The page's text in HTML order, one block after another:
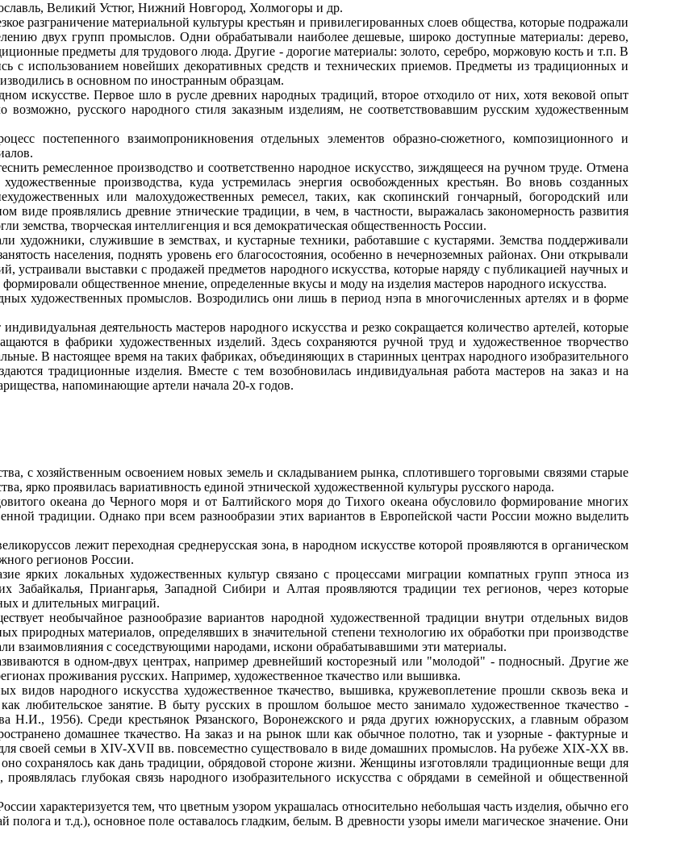
Великий Устюг, Нижний Новгород, Холмогоры и др.
разграничение материальной культуры крестьян и привилегированных слоев общества, которые подражали
двух групп промыслов. Одни обрабатывали наиболее дешевые, широко доступные материалы: дерево,
предметы для трудового люда. Другие - дорогие материалы: золото, серебро, моржовую кость и т.п. В
с использованием новейших декоративных средств и технических приемов. Предметы из традиционных и
в основном по иностранным образцам.
искусстве. Первое шло в русле древних народных традиций, второе отходило от них, хотя вековой опыт
русского народного стиля заказным изделиям, не соответствовавшим русским художественным
взаимопроникновения отдельных элементов образно-сюжетного, композиционного и
ремесленное производство и соответственно народное искусство, зиждящееся на ручном труде. Отмена
производства, куда устремилась энергия освобожденных крестьян. Во вновь созданных
или малохудожественных ремесел, таких, как скопинский гончарный, богородский или
виде проявлялись древние этнические традиции, в чем, в частности, выражалась закономерность развития
земства, творческая интеллигенция и вся демократическая общественность России.
служившие в земствах, и кустарные техники, работавшие с кустарями. Земства поддерживали
населения, поднять уровень его благосостояния, особенно в нечерноземных районах. Они открывали
устраивали выставки с продажей предметов народного искусства, которые наряду с публикацией научных и
общественное мнение, определенные вкусы и моду на изделия мастеров народного искусства.
художественных промыслов. Возродились они лишь в период нэпа в многочисленных артелях и в форме
деятельность мастеров народного искусства и резко сокращается количество артелей, которые
в фабрики художественных изделий. Здесь сохраняются ручной труд и художественное творчество
В настоящее время на таких фабриках, объединяющих в старинных центрах народного изобразительного
традиционные изделия. Вместе с тем возобновилась индивидуальная работа мастеров на заказ и на
напоминающие артели начала 20-х годов.
с хозяйственным освоением новых земель и складыванием рынка, сплотившего торговыми связями старые
ярко проявилась вариативность единой этнической художественной культуры русского народа.
океана до Черного моря и от Балтийского моря до Тихого океана обусловило формирование многих
традиции. Однако при всем разнообразии этих вариантов в Европейской части России можно выделить
лежит переходная среднерусская зона, в народном искусстве которой проявляются в органическом
регионов России.
локальных художественных культур связано с процессами миграции компатных групп этноса из
Забайкалья, Приангарья, Западной Сибири и Алтая проявляются традиции тех регионов, через которые
и длительных миграций.
необычайное разнообразие вариантов народной художественной традиции внутри отдельных видов
природных материалов, определявших в значительной степени технологию их обработки при производстве
взаимовлияния с соседствующими народами, искони обрабатывавшими эти материалы.
в одном-двух центрах, например древнейший косторезный или "молодой" - подносный. Другие же
проживания русских. Например, художественное ткачество или вышивка.
народного искусства художественное ткачество, вышивка, кружевоплетение прошли сквозь века и
любительское занятие. В быту русских в прошлом большое место занимало художественное ткачество -
Н.И., 1956). Среди крестьянок Рязанского, Воронежского и ряда других южнорусских, а главным образом
домашнее ткачество. На заказ и на рынок шли как обычное полотно, так и узорные - фактурные и
своей семьи в XIV-XVII вв. повсеместно существовало в виде домашних промыслов. На рубеже XIX-XX вв.
сохранялось как дань традиции, обрядовой стороне жизни. Женщины изготовляли традиционные вещи для
глубокая связь народного изобразительного искусства с обрядами в семейной и общественной
характеризуется тем, что цветным узором украшалась относительно небольшая часть изделия, обычно его
полога и т.д.), основное поле оставалось гладким, белым. В древности узоры имели магическое значение. Они